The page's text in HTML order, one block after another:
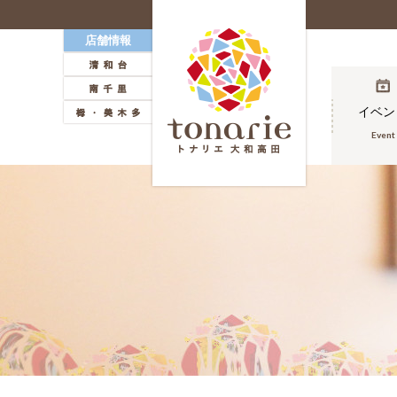
店舗情報
Home
イベン
Event